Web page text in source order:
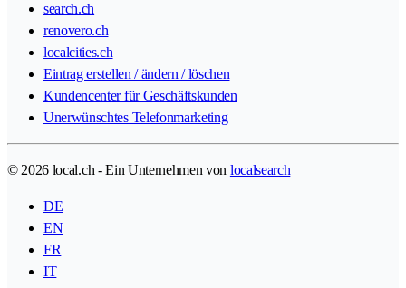
search.ch
renovero.ch
localcities.ch
Eintrag erstellen / ändern / löschen
Kundencenter für Geschäftskunden
Unerwünschtes Telefonmarketing
© 2026 local.ch - Ein Unternehmen von localsearch
DE
EN
FR
IT